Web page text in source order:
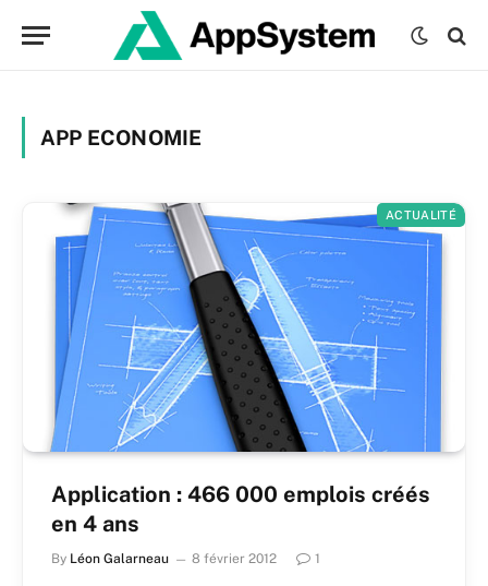
APP ECONOMIE
ACTUALITÉ
Application : 466 000 emplois créés
en 4 ans
By Léon Galarneau 8 février 2012 1